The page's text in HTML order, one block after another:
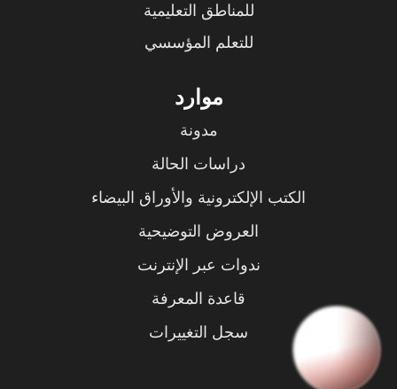
للمناطق التعليمية
للتعلم المؤسسي
موارد
مدونة
دراسات الحالة
الكتب الإلكترونية والأوراق البيضاء
العروض التوضيحية
ندوات عبر الإنترنت
قاعدة المعرفة
سجل التغييرات